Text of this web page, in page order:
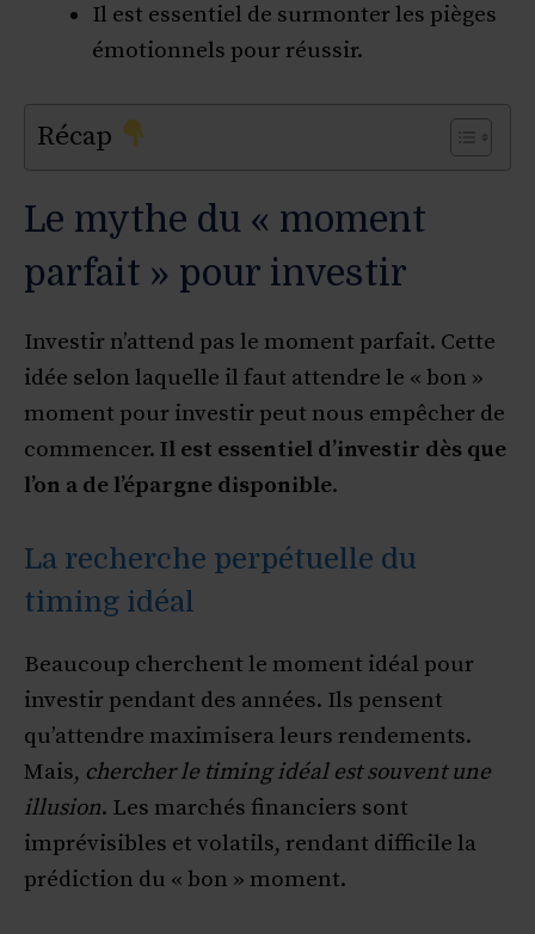
Il est essentiel de surmonter les pièges
émotionnels pour réussir.
Récap
Le mythe du « moment
parfait » pour investir
Investir n’attend pas le moment parfait. Cette
idée selon laquelle il faut attendre le « bon »
moment pour investir peut nous empêcher de
commencer. Il est essentiel d’investir dès que
l’on a de l’épargne disponible.
La recherche perpétuelle du
timing idéal
Beaucoup cherchent le moment idéal pour
investir pendant des années. Ils pensent
qu’attendre maximisera leurs rendements.
Mais, chercher le timing idéal est souvent une
illusion. Les marchés financiers sont
imprévisibles et volatils, rendant difficile la
prédiction du « bon » moment.